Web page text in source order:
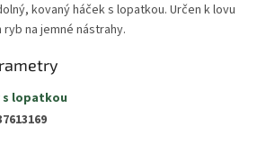
kovaný háček s lopatkou. Určen k lovu
na jemné nástrahy.
s lopatkou